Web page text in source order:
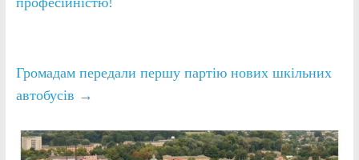
Громадам передали першу партію нових шкільних
автобусів →